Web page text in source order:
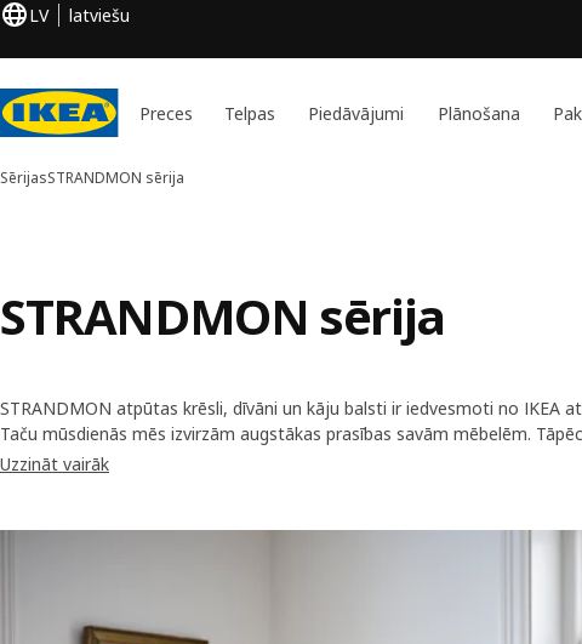
LV latviešu
Preces Telpas Piedāvājumi Plānošana
SērijasSTRANDMON sērija
STRANDMON sērija
STRANDMON atpūtas krēsli, dīvāni un kāju balsti ir iedvesmoti no IKEA
Taču mūsdienās mēs izvirzām augstākas prasības savām mēbelēm.
STRANDMON var izturēt cilvēku, kurš apsēžas un pieceļas vismaz 50 000
Uzzināt vairāk